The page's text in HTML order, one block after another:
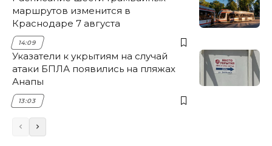
маршрутов изменится в
Краснодаре 7 августа
14:09
Указатели к укрытиям на случай
атаки БПЛА появились на пляжах
Анапы
13:03